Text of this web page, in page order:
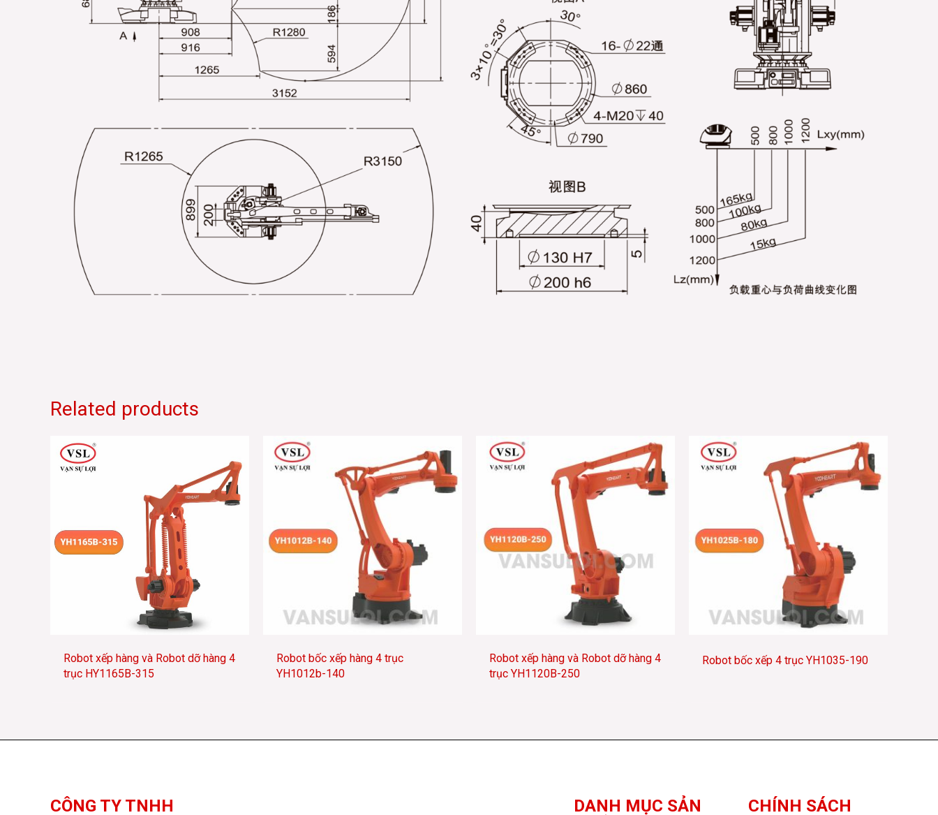
Related products
Robot xếp hàng và Robot dỡ hàng 4
trục HY1165B-315
Robot bốc xếp hàng 4 trục
YH1012b-140
Robot xếp hàng và Robot dỡ hàng 4
trục YH1120B-250
Robot bốc xếp 4 trục YH1035-190
CÔNG TY TNHH
Facebook
YouTube
TikTok
DANH MỤC SẢN CHÍNH SÁCH